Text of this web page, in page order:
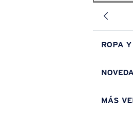
ROPA
MÁS